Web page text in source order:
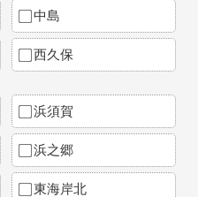
中島
西久保
浜須賀
浜之郷
東海岸北